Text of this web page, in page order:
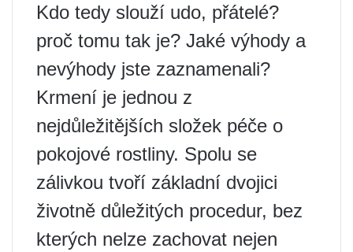
Kdo tedy slouží udo, přátelé?
proč tomu tak je? Jaké výhody a
nevýhody jste zaznamenali?
Krmení je jednou z
nejdůležitějších složek péče o
pokojové rostliny. Spolu se
zálivkou tvoří základní dvojici
životně důležitých procedur, bez
kterých nelze zachovat nejen